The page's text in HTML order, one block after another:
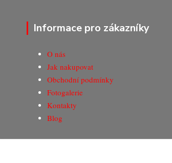
Informace pro zákazníky
O nás
Jak nakupovat
Obchodní podmínky
Fotogalerie
Kontakty
Blog